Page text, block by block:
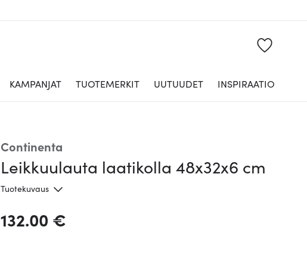
KAMPANJAT TUOTEMERKIT UUTUUDET INSPIRAATIO
Continenta
Leikkuulauta laatikolla 48x32x6 cm
Tuotekuvaus
132.00 €